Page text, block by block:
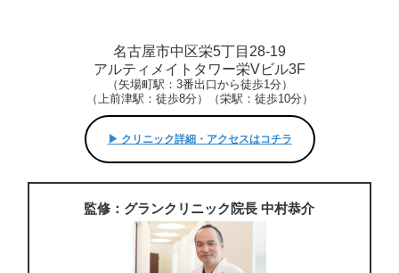
名古屋市中区栄5丁目28-19
アルティメイトタワー栄Vビル3F
（矢場町駅：3番出口から徒歩1分）
（上前津駅：徒歩8分）（栄駅：徒歩10分）
▶︎ クリニック詳細・アクセスはコチラ
監修：グランクリニック院長 中村恭介